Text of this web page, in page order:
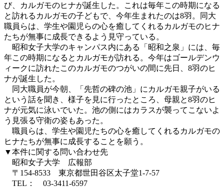
び、カルガモのヒナが誕生した。これは毎年この時期になる
と訪れるカルガモの子どもで、今年生まれたのは8羽。同大
職員らは、学生や園児らの心を癒してくれるカルガモのヒナ
たちが無事に成長できるよう見守っている。
昭和女子大学のキャンパス内にある「昭和之泉」には、毎
年この時期になるとカルガモが訪れる。今年はゴールデンウ
ィークに訪れたこのカルガモのつがいの間に先日、8羽のヒ
ナが誕生した。
同大職員が今朝、「先哲の碑の池」にカルガモ親子がいる
という話を聞き、様子を見に行ったところ、母親と8羽のヒ
ナが元気に泳いでいた。池の側にはカラスが襲ってこないよ
う見張る守衛の姿もあった。
職員らは、学生や園児たちの心を癒してくれるカルガモの
ヒナたちが無事に成長することを願う。
▼本件に関する問い合わせ先
昭和女子大学 広報部
〒154-8533 東京都世田谷区太子堂1-7-57
TEL： 03-3411-6597